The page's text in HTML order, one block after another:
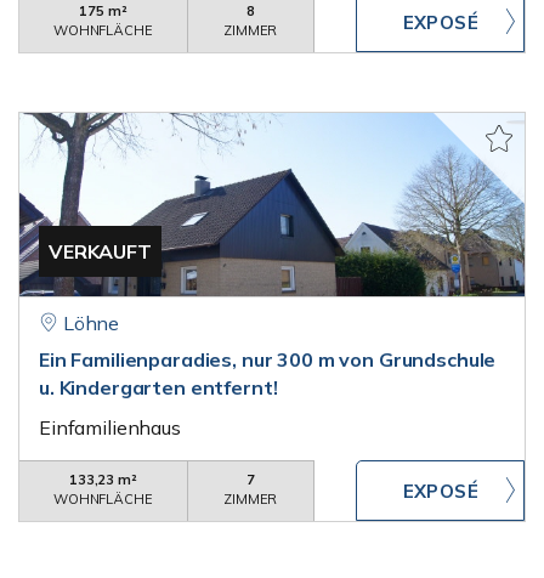
175 m²
WOHNFLÄCHE
8
ZIMMER
VERKAUFT
Löhne
Ein Familienparadies, nur 300 m von Grundschule
u. Kindergarten entfernt!
Einfamilienhaus
133,23 m²
WOHNFLÄCHE
7
ZIMMER